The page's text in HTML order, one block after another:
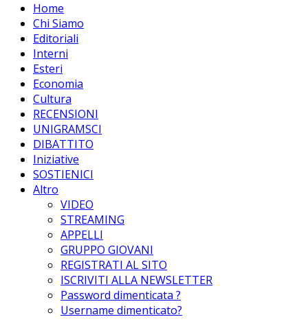
Home
Chi Siamo
Editoriali
Interni
Esteri
Economia
Cultura
RECENSIONI
UNIGRAMSCI
DIBATTITO
Iniziative
SOSTIENICI
Altro
VIDEO
STREAMING
APPELLI
GRUPPO GIOVANI
REGISTRATI AL SITO
ISCRIVITI ALLA NEWSLETTER
Password dimenticata ?
Username dimenticato?